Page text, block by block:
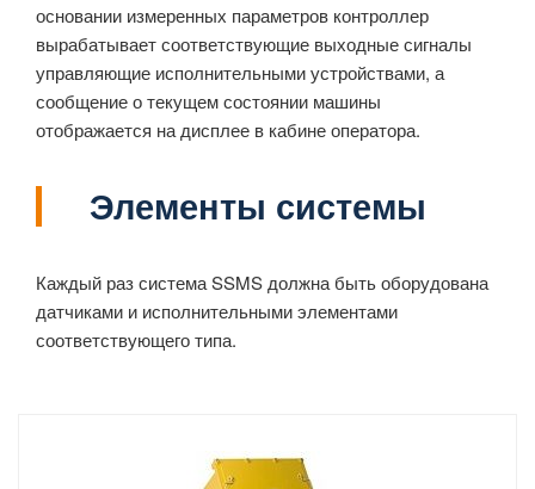
основании измеренных параметров контроллер
вырабатывает соответствующие выходные сигналы
управляющие исполнительными устройствами, а
сообщение о текущем состоянии машины
отображается на дисплее в кабине оператора.
Элементы системы
Каждый раз система SSMS должна быть оборудована
датчиками и исполнительными элементами
соответствующего типа.